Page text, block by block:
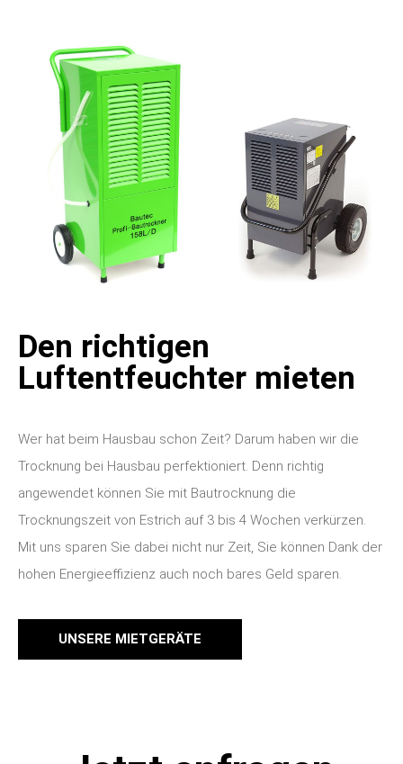
Den richtigen
Luftentfeuchter mieten
Wer hat beim Hausbau schon Zeit? Darum haben wir die
Trocknung bei Hausbau perfektioniert. Denn richtig
angewendet können Sie mit Bautrocknung die
Trocknungszeit von Estrich auf 3 bis 4 Wochen verkürzen.
Mit uns sparen Sie dabei nicht nur Zeit, Sie können Dank der
hohen Energieeffizienz auch noch bares Geld sparen.
UNSERE MIETGERÄTE